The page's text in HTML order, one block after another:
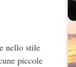
nello stile
piccole